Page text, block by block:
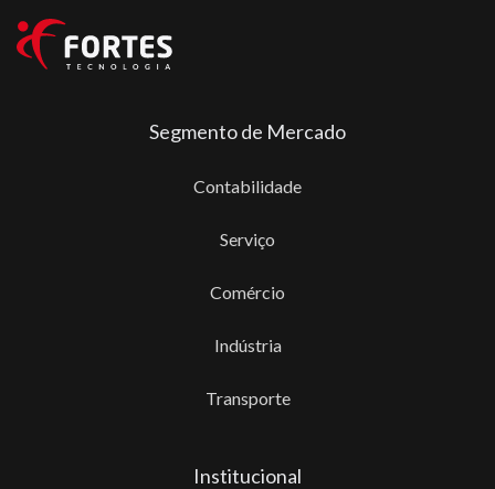
Segmento de Mercado
Contabilidade
Serviço
Comércio
Indústria
Transporte
Institucional